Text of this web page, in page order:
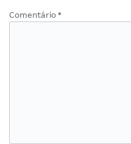
Comentário *